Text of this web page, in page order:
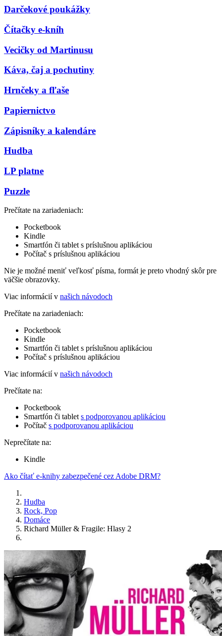
Darčekové poukážky
Čítačky e-kníh
Vecičky od Martinusu
Káva, čaj a pochutiny
Hrnčeky a fľaše
Papiernictvo
Zápisníky a kalendáre
Hudba
LP platne
Puzzle
Prečítate na zariadeniach:
Pocketbook
Kindle
Smartfón či tablet s príslušnou aplikáciou
Počítač s príslušnou aplikáciou
Nie je možné meniť veľkosť písma, formát je preto vhodný skôr pre
väčšie obrazovky.
Viac informácií v našich návodoch
Prečítate na zariadeniach:
Pocketbook
Kindle
Smartfón či tablet s príslušnou aplikáciou
Počítač s príslušnou aplikáciou
Viac informácií v našich návodoch
Prečítate na:
Pocketbook
Smartfón či tablet s podporovanou aplikáciou
Počítač s podporovanou aplikáciou
Neprečítate na:
Kindle
Ako čítať e-knihy zabezpečené cez Adobe DRM?
Hudba
Rock, Pop
Domáce
Richard Müller & Fragile: Hlasy 2